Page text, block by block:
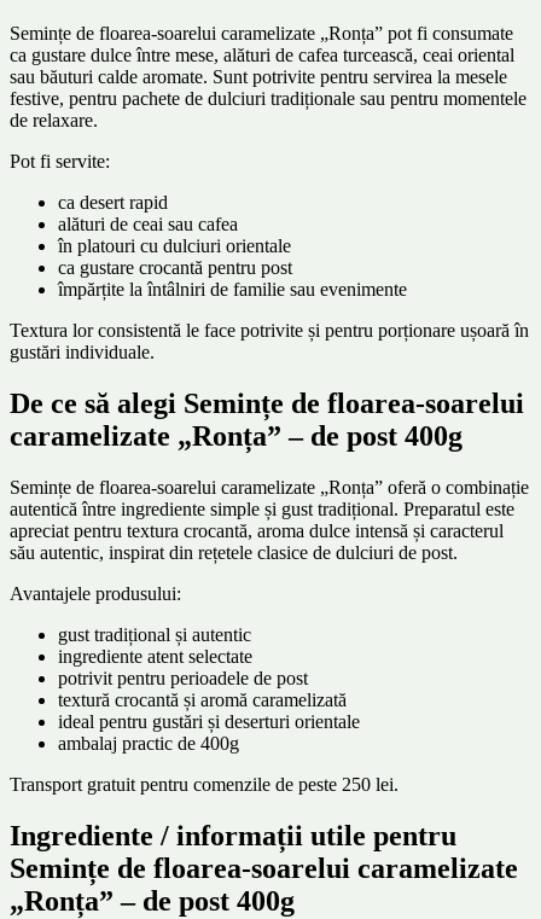
Semințe de floarea-soarelui caramelizate „Ronța” pot fi consumate
ca gustare dulce între mese, alături de cafea turcească, ceai oriental
sau băuturi calde aromate. Sunt potrivite pentru servirea la mesele
festive, pentru pachete de dulciuri tradiționale sau pentru momentele
de relaxare.
Pot fi servite:
ca desert rapid
alături de ceai sau cafea
în platouri cu dulciuri orientale
ca gustare crocantă pentru post
împărțite la întâlniri de familie sau evenimente
Textura lor consistentă le face potrivite și pentru porționare ușoară în
gustări individuale.
De ce să alegi Semințe de floarea-soarelui
caramelizate „Ronța” – de post 400g
Semințe de floarea-soarelui caramelizate „Ronța” oferă o combinație
autentică între ingrediente simple și gust tradițional. Preparatul este
apreciat pentru textura crocantă, aroma dulce intensă și caracterul
său autentic, inspirat din rețetele clasice de dulciuri de post.
Avantajele produsului:
gust tradițional și autentic
ingrediente atent selectate
potrivit pentru perioadele de post
textură crocantă și aromă caramelizată
ideal pentru gustări și deserturi orientale
ambalaj practic de 400g
Transport gratuit pentru comenzile de peste 250 lei.
Ingrediente / informații utile pentru
Semințe de floarea-soarelui caramelizate
„Ronța” – de post 400g